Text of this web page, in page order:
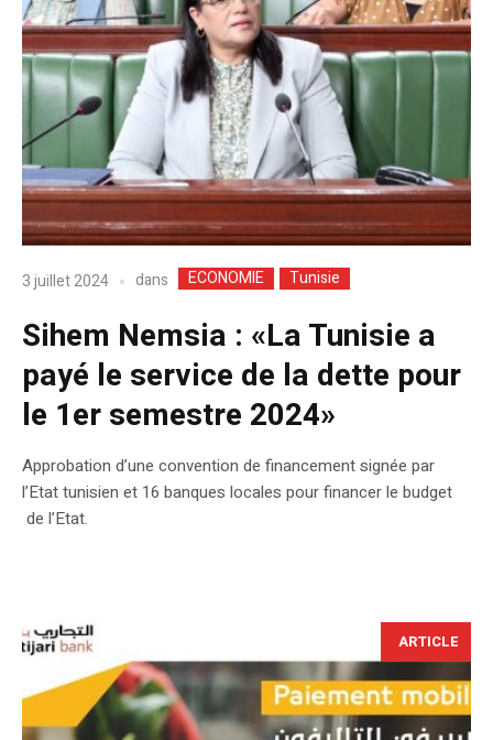
3 juillet 2024 dans ECONOMIE Tunisie
Sihem Nemsia : «La Tunisie a
payé le service de la dette pour
le 1er semestre 2024»
Approbation d’une convention de financement signée par
l’Etat tunisien et 16 banques locales pour financer le budget
de l’Etat.
ARTICLE